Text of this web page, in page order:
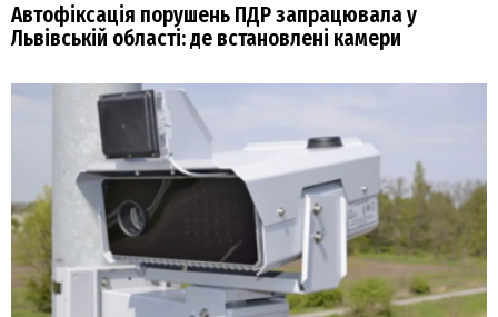
Автофіксація порушень ПДР запрацювала у
Львівській області: де встановлені камери